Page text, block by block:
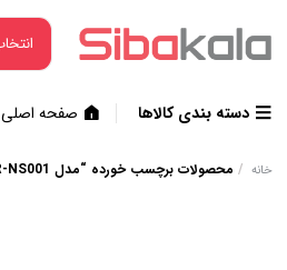
دسته بندی کالاها صفحه اصلی
خانه / محصولات برچسب خورده “مدل YR-NS001”